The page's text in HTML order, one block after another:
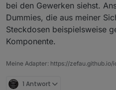
bei den Gewerken siehst.
Dummies, die aus meiner
Steckdosen beispielsweise
Komponente.
Meine Adapter: https://zefau.github.io/
1 Antwort